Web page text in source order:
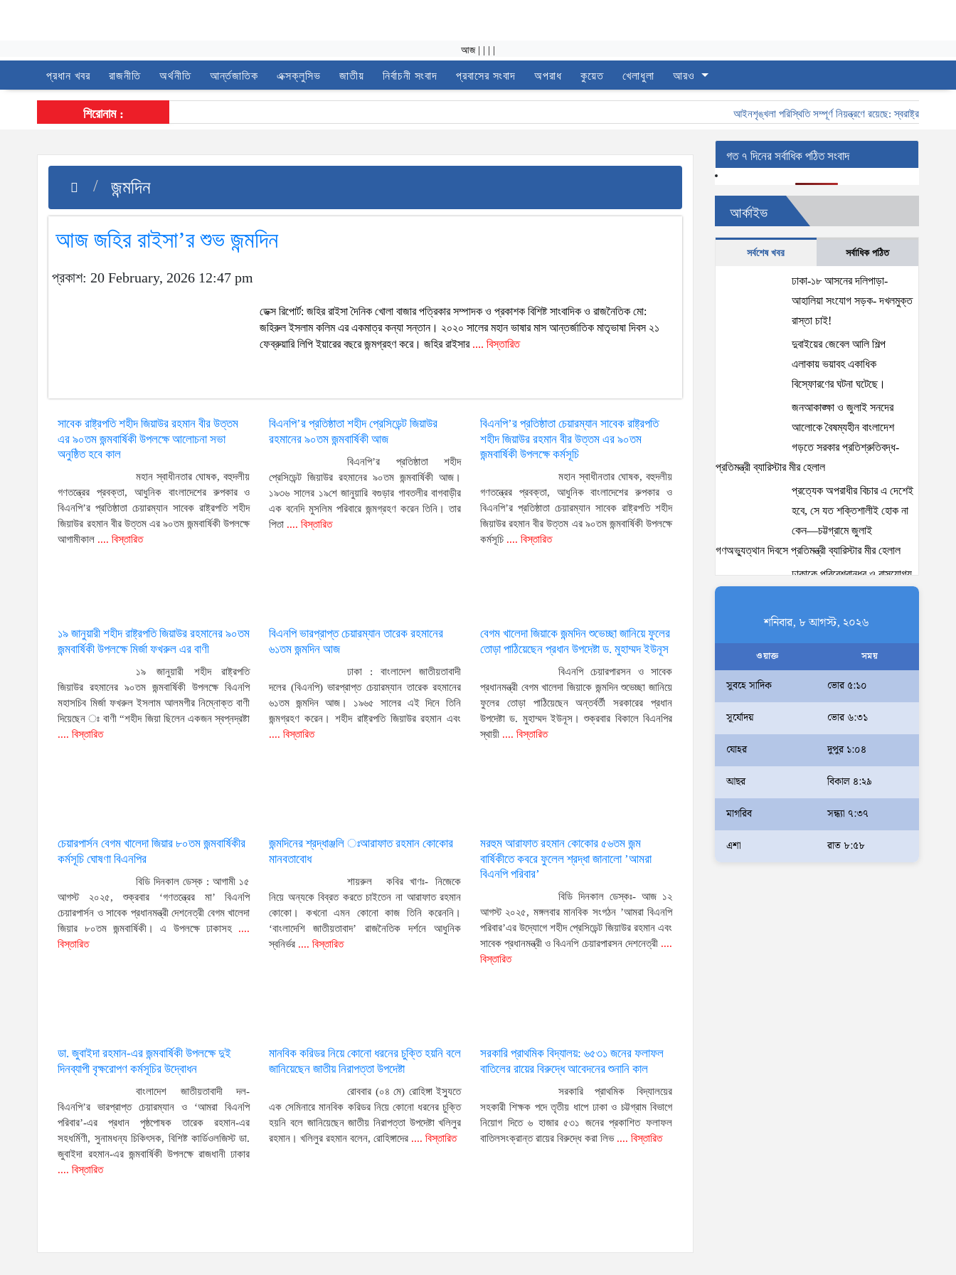
আজ
প্রধান খবর রাজনীতি অর্থনীতি আর্ন্তজাতিক এক্সক্লুসিভ জাতীয় নির্বাচনী সংবাদ প্রবাসের সংবাদ অপরাধ কুয়েত খেলাধুলা আরও
শিরোনাম : আইনশৃঙ্খলা পরিস্থিতি সম্পূর্ণ নিয়ন্ত্রণে রয়েছে: স্বরাষ্ট্রমন্ত্রী
জন্মদিন
আজ জহির রাইসা’র শুভ জন্মদিন
প্রকাশ: 20 February, 2026 12:47 pm
ডেক্স রিপোর্ট: জহির রাইসা দৈনিক খোলা বাজার পত্রিকার সম্পাদক ও প্রকাশক বিশিষ্ট সাংবাদিক ও রাজনৈতিক মো:
জহিরুল ইসলাম কলিম এর একমাত্র কন্যা সন্তান। ২০২০ সালের মহান ভাষার মাস আন্তর্জাতিক মাতৃভাষা দিবস ২১
ফেব্রুয়ারি লিপি ইয়ারের বছরে জন্মগ্রহণ করে। জহির রাইসার.... বিস্তারিত
সাবেক রাষ্ট্রপতি শহীদ জিয়াউর রহমান বীর উত্তম
এর ৯০তম জন্মবার্ষিকী উপলক্ষে আলোচনা সভা
অনুষ্ঠিত হবে কাল
মহান স্বাধীনতার ঘোষক, বহুদলীয়
গণতন্ত্রের প্রবক্তা, আধুনিক বাংলাদেশের রুপকার ও
বিএনপি’র প্রতিষ্ঠাতা চেয়ারম্যান সাবেক রাষ্ট্রপতি শহীদ
জিয়াউর রহমান বীর উত্তম এর ৯০তম জন্মবার্ষিকী উপলক্ষে
আগামীকাল .... বিস্তারিত
বিএনপি’র প্রতিষ্ঠাতা শহীদ প্রেসিডেন্ট জিয়াউর
রহমানের ৯০তম জন্মবার্ষিকী আজ
বিএনপি’র প্রতিষ্ঠাতা শহীদ
প্রেসিডেন্ট জিয়াউর রহমানের ৯০তম জন্মবার্ষিকী আজ।
১৯৩৬ সালের ১৯শে জানুয়ারি বগুড়ার গাবতলীর বাগবাড়ীর
এক বনেদি মুসলিম পরিবারে জন্মগ্রহণ করেন তিনি। তার
পিতা .... বিস্তারিত
বিএনপি’র প্রতিষ্ঠাতা চেয়ারম্যান সাবেক রাষ্ট্রপতি
শহীদ জিয়াউর রহমান বীর উত্তম এর ৯০তম
জন্মবার্ষিকী উপলক্ষে কর্মসূচি
মহান স্বাধীনতার ঘোষক, বহুদলীয়
গণতন্ত্রের প্রবক্তা, আধুনিক বাংলাদেশের রুপকার ও
বিএনপি’র প্রতিষ্ঠাতা চেয়ারম্যান সাবেক রাষ্ট্রপতি শহীদ
জিয়াউর রহমান বীর উত্তম এর ৯০তম জন্মবার্ষিকী উপলক্ষে
কর্মসূচি.... বিস্তারিত
১৯ জানুয়ারী শহীদ রাষ্ট্রপতি জিয়াউর রহমানের ৯০তম
জন্মবার্ষিকী উপলক্ষে মির্জা ফখরুল এর বাণী
১৯ জানুয়ারী শহীদ রাষ্ট্রপতি
জিয়াউর রহমানের ৯০তম জন্মবার্ষিকী উপলক্ষে বিএনপি
মহাসচিব মির্জা ফখরুল ইসলাম আলমগীর নিম্নোক্ত বাণী
দিয়েছেন ঃ বাণী “শহীদ জিয়া ছিলেন একজন স্বপ্নদ্রষ্টা
.... বিস্তারিত
বিএনপি ভারপ্রাপ্ত চেয়ারম্যান তারেক রহমানের
৬১তম জন্মদিন আজ
ঢাকা : বাংলাদেশ জাতীয়তাবাদী
দলের (বিএনপি) ভারপ্রাপ্ত চেয়ারম্যান তারেক রহমানের
৬১তম জন্মদিন আজ। ১৯৬৫ সালের এই দিনে তিনি
জন্মগ্রহণ করেন। শহীদ রাষ্ট্রপতি জিয়াউর রহমান এবং
.... বিস্তারিত
বেগম খালেদা জিয়াকে জন্মদিন শুভেচ্ছা জানিয়ে ফুলের
তোড়া পাঠিয়েছেন প্রধান উপদেষ্টা ড. মুহাম্মদ ইউনূস
বিএনপি চেয়ারপারসন ও সাবেক
প্রধানমন্ত্রী বেগম খালেদা জিয়াকে জন্মদিন শুভেচ্ছা জানিয়ে
ফুলের তোড়া পাঠিয়েছেন অন্তর্বর্তী সরকারের প্রধান
উপদেষ্টা ড. মুহাম্মদ ইউনূস। শুক্রবার বিকালে বিএনপির
স্থায়ী.... বিস্তারিত
চেয়ারপার্সন বেগম খালেদা জিয়ার ৮০তম জন্মবার্ষিকীর
কর্মসূচি ঘোষণা বিএনপির
বিডি দিনকাল ডেস্ক : আগামী ১৫
আগস্ট ২০২৫, শুক্রবার ‘গণতন্ত্রের মা’ বিএনপি
চেয়ারপার্সন ও সাবেক প্রধানমন্ত্রী দেশনেত্রী বেগম খালেদা
জিয়ার ৮০তম জন্মবার্ষিকী। এ উপলক্ষে ঢাকাসহ ....
বিস্তারিত
জন্মদিনের শ্রদ্ধাঞ্জলি ঃআরাফাত রহমান কোকোর
মানবতাবোধ
শায়রুল কবির খাণঃ- নিজেকে
নিয়ে অন্যকে বিব্রত করতে চাইতেন না আরাফাত রহমান
কোকো। কখনো এমন কোনো কাজ তিনি করেননি।
‘বাংলাদেশি জাতীয়তাবাদ’ রাজনৈতিক দর্শনে আধুনিক
স্বনির্ভর .... বিস্তারিত
মরহুম আরাফাত রহমান কোকোর ৫৬তম জন্ম
বার্ষিকীতে কবরে ফুলেল শ্রদ্ধা জানালো ’আমরা
বিএনপি পরিবার’
বিডি দিনকাল ডেস্কঃ- আজ ১২
আগস্ট ২০২৫, মঙ্গলবার মানবিক সংগঠন ’আমরা বিএনপি
পরিবার’এর উদ্যোগে শহীদ প্রেসিডেন্ট জিয়াউর রহমান এবং
সাবেক প্রধানমন্ত্রী ও বিএনপি চেয়ারপারসন দেশনেত্রী....
বিস্তারিত
ডা. জুবাইদা রহমান-এর জন্মবার্ষিকী উপলক্ষে দুই
দিনব্যাপী বৃক্ষরোপণ কর্মসূচির উদ্বোধন
বাংলাদেশ জাতীয়তাবাদী দল-
বিএনপি’র ভারপ্রাপ্ত চেয়ারম্যান ও ‘আমরা বিএনপি
পরিবার’-এর প্রধান পৃষ্ঠপোষক তারেক রহমান-এর
সহধর্মিণী, সুনামধন্য চিকিৎসক, বিশিষ্ট কার্ডিওলজিস্ট ডা.
জুবাইদা রহমান-এর জন্মবার্ষিকী উপলক্ষে রাজধানী ঢাকার
.... বিস্তারিত
মানবিক করিডর নিয়ে কোনো ধরনের চুক্তি হয়নি বলে
জানিয়েছেন জাতীয় নিরাপত্তা উপদেষ্টা
রোববার (০৪ মে) রোহিঙ্গা ইস্যুতে
এক সেমিনারে মানবিক করিডর নিয়ে কোনো ধরনের চুক্তি
হয়নি বলে জানিয়েছেন জাতীয় নিরাপত্তা উপদেষ্টা খলিলুর
রহমান। খলিলুর রহমান বলেন, রোহিঙ্গাদের .... বিস্তারিত
সরকারি প্রাথমিক বিদ্যালয়: ৬৫৩১ জনের ফলাফল
বাতিলের রায়ের বিরুদ্ধে আবেদনের শুনানি কাল
সরকারি প্রাথমিক বিদ্যালয়ের
সহকারী শিক্ষক পদে তৃতীয় ধাপে ঢাকা ও চট্টগ্রাম বিভাগে
নিয়োগ দিতে ৬ হাজার ৫৩১ জনের প্রকাশিত ফলাফল
বাতিলসংক্রান্ত রায়ের বিরুদ্ধে করা লিভ.... বিস্তারিত
গত​ ৭ দিনের সর্বাধিক পঠিত সংবাদ
আর্কাইভ
সর্বশেষ খবর সর্বাধিক পঠিত
ঢাকা-১৮ আসনের দলিপাড়া-
আহালিয়া সংযোগ সড়ক- দখলমুক্ত
রাস্তা চাই!
দুবাইয়ের জেবেল আলি শিল্প
এলাকায় ভয়াবহ একাধিক
বিস্ফোরণের ঘটনা ঘটেছে।
জনআকাঙ্ক্ষা ও জুলাই সনদের
আলোকে বৈষম্যহীন বাংলাদেশ
গড়তে সরকার প্রতিশ্রুতিবদ্ধ-
প্রতিমন্ত্রী ব্যারিস্টার মীর হেলাল
প্রত্যেক অপরাধীর বিচার এ দেশেই
হবে, সে যত শক্তিশালীই হোক না
কেন—চট্টগ্রামে জুলাই
গণঅভ্যুত্থান দিবসে প্রতিমন্ত্রী ব্যারিস্টার মীর হেলাল
ঢাকাকে পরিবেশবান্ধব ও বাসযোগ্য
নাগরিকদের দায়িত্বশীল ভূমিকা
ব্যারিস্টার মীর হেলাল
কার্যকর উদ্যোগ নেয়ার আহ্বান
পার্বত্য প্রতিমন্ত্রীর
খুনের মামলায় গ্রেপ্তার তার স্বামী
শনিবার, ৮ আগস্ট, ২০২৬
ওয়াক্ত সময়
সুবহে সাদিক ভোর ৫:১০
সূর্যোদয় ভোর ৬:৩১
যোহর দুপুর ১:০৪
আছর বিকাল ৪:২৯
মাগরিব সন্ধ্যা ৭:৩৭
এশা রাত ৮:৫৮